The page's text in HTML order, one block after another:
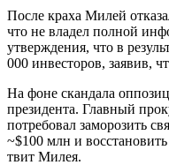
После краха Милей
что не владел полной
утверждения, что в
000 инвесторов, заявив,
На фоне скандала
президента. Главный
потребовал заморозить
~$100 млн и
твит Милея.